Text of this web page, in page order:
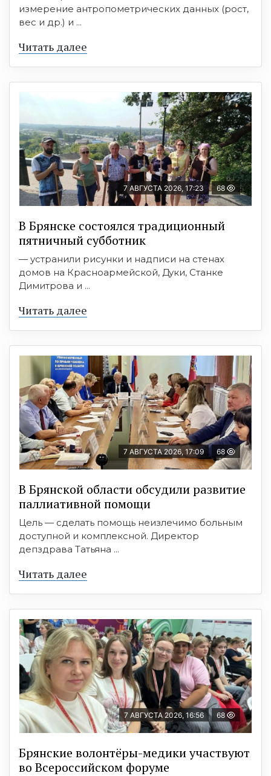
измерение антропометрических данных (рост,
вес и др.) и ...
Читать далее
7 АВГУСТА 2026, 17:23 68
В Брянске состоялся традиционный
пятничный субботник
— устранили рисунки и надписи на стенах
домов на Красноармейской, Дуки, Станке
Димитрова и ...
Читать далее
7 АВГУСТА 2026, 17:09 68
В Брянской области обсудили развитие
паллиативной помощи
Цель — сделать помощь неизлечимо больным
доступной и комплексной. Директор
депздрава Татьяна ...
Читать далее
7 АВГУСТА 2026, 16:56 68
Брянские волонтёры-медики участвуют
во Всероссийском форуме